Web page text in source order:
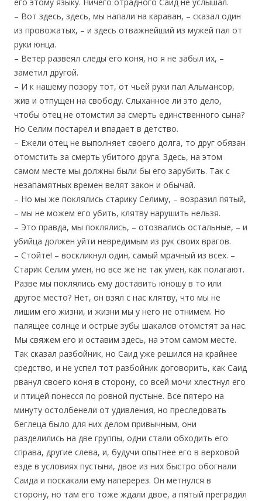
– Вот здесь, здесь, мы напали на караван, – сказал один
из провожатых, – и здесь отважнейший из мужей пал от
руки юнца.
– Ветер развеял следы его коня, но я не забыл их, –
заметил другой.
– И к нашему позору тот, от чьей руки пал Альмансор,
жив и отпущен на свободу. Слыханное ли это дело,
чтобы отец не отомстил за смерть единственного сына?
Но Селим постарел и впадает в детство.
– Ежели отец не выполняет своего долга, то друг обязан
отомстить за смерть убитого друга. Здесь, на этом
самом месте мы должны были бы его зарубить. Так с
незапамятных времен велят закон и обычай.
– Но мы же поклялись старику Селиму, – возразил пятый,
– мы не можем его убить, клятву нарушить нельзя.
– Это правда, мы поклялись, – отозвались остальные, – и
убийца должен уйти невредимым из рук своих врагов.
– Стойте! – воскликнул один, самый мрачный из всех. –
Старик Селим умен, но все же не так умен, как полагают.
Разве мы поклялись ему доставить юношу в то или
другое место? Нет, он взял с нас клятву, что мы не
лишим его жизни, и жизни мы у него не отнимем. Но
палящее солнце и острые зубы шакалов отомстят за нас.
Мы свяжем его и оставим здесь, на этом самом месте.
Так сказал разбойник, но Саид уже решился на крайнее
средство, и не успел тот разбойник договорить, как Саид
рванул своего коня в сторону, со всей мочи хлестнул его
и птицей понесся по ровной пустыне. Все пятеро на
минуту остолбенели от удивления, но преследовать
беглеца было для них делом привычным, они
разделились на две группы, одни стали обходить его
справа, другие слева, и, будучи опытнее его в верховой
езде в условиях пустыни, двое из них быстро обогнали
Саида и поскакали ему наперерез. Он метнулся в
сторону, но там его тоже ждали двое, а пятый преградил